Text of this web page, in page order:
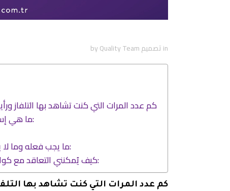
inتصميم byQuality Team
كم عدد المرات التي كنت تشاهد بها التلفاز
ما هي إستخدامات الشخصية الكرتونية في الأعمال:
ما يجب فعله وما لا يجب فعله عند استخدام شخصيات كرتونية:
كيف يُمكنني التعاقد مع كواليتي في تصميم شخصية كرتونية احترافية:
كم عدد المرات التي كنت تشاهد بها